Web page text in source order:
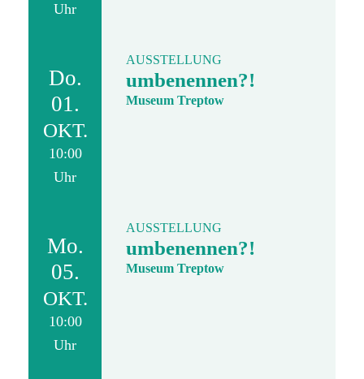
Uhr
Do.
01.
OKT.
10:00
Uhr
AUSSTELLUNG
umbenennen?!
Museum Treptow
Mo.
05.
OKT.
10:00
Uhr
AUSSTELLUNG
umbenennen?!
Museum Treptow